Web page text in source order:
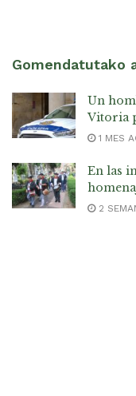
Gomendatutako
Un
Vitoria
1 MES
En las
2